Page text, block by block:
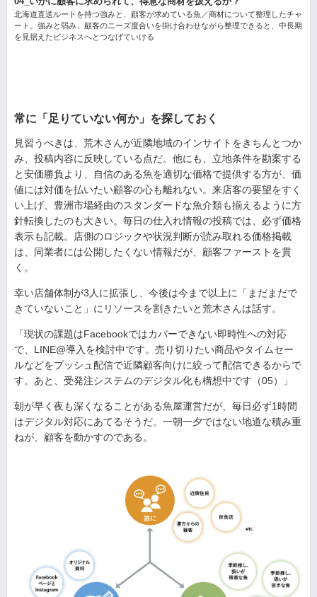
北海道直送ルートを持つ強みと、顧客が求めている魚／商材について整理したチャ
ート。強みと弱み、顧客のニーズ度合いを掛け合わせながら整理できると、中長期
を見据えたビジネスへとつなげていける
常に「足りていない何か」を探しておく
見習うべきは、荒木さんが近隣地域のインサイトをきちんとつか
み、投稿内容に反映している点だ。他にも、立地条件を勘案する
と安価勝負より、自信のある魚を適切な価格で提供する方が、価
値には対価を払いたい顧客の心も離れない。来店客の要望をすく
い上げ、豊洲市場経由のスタンダードな魚介類も揃えるように方
針転換したのも大きい。毎日の仕入れ情報の投稿では、必ず価格
表示も記載。店側のロジックや状況判断が読み取れる価格掲載
は、同業者には公開したくない情報だが、顧客ファーストを貫
く。
幸い店舗体制が3人に拡張し、今後は今まで以上に「まだまだで
きていないこと」にリソースを割きたいと荒木さんは話す。
「現状の課題はFacebookではカバーできない即時性への対応
で、LINE@導入を検討中です。売り切りたい商品やタイムセー
ルなどをプッシュ配信で近隣顧客向けに絞って配信できるからで
す。あと、受発注システムのデジタル化も構想中です（05）」
朝が早く夜も深くなることがある魚屋運営だが、毎日必ず1時間
はデジタル対応にあてるそうだ。一朝一夕ではない地道な積み重
ねが、顧客を動かすのである。